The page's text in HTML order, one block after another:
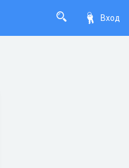
Вход